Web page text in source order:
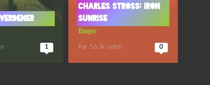
1
Charles Stross: Iron
sunrise
Bøger
For 16 år siden 0